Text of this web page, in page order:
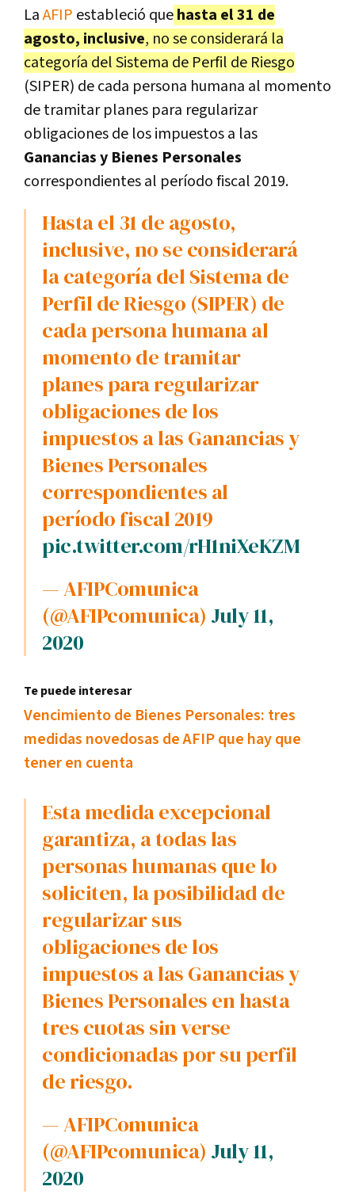
LaAFIP estableció quehasta el 31 de
agosto, inclusive, no se considerará la
categoría del Sistema de Perfil de Riesgo
(SIPER) de cada persona humana al momento
de tramitar planes para regularizar
obligaciones de los impuestos a las
Ganancias y Bienes Personales
correspondientes al período fiscal 2019.
Hasta el 31 de agosto,
inclusive, no se considerará
la categoría del Sistema de
Perfil de Riesgo (SIPER) de
cada persona humana al
momento de tramitar
planes para regularizar
obligaciones de los
impuestos a las Ganancias y
Bienes Personales
correspondientes al
período fiscal 2019
pic.twitter.com/rH1niXeKZM
— AFIPComunica
(@AFIPcomunica) July 11,
2020
Te puede interesar
Vencimiento de Bienes Personales: tres
medidas novedosas de AFIP que hay que
tener en cuenta
Esta medida excepcional
garantiza, a todas las
personas humanas que lo
soliciten, la posibilidad de
regularizar sus
obligaciones de los
impuestos a las Ganancias y
Bienes Personales en hasta
tres cuotas sin verse
condicionadas por su perfil
de riesgo.
— AFIPComunica
(@AFIPcomunica) July 11,
2020